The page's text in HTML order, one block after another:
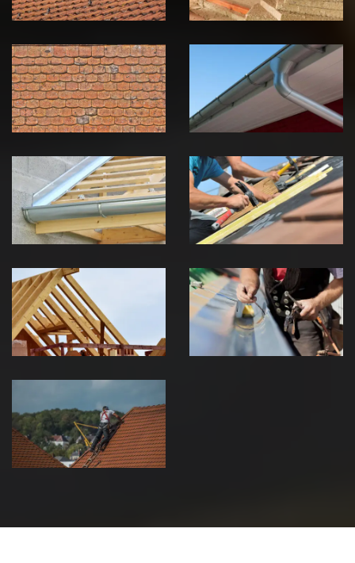
démoussage de
toiture 39
Jura
pose de
gouttière 39
Jura
Pose de
Chéneau 39
Jura
Réparation de
toiture 39
Jura
Traitement de
charpente 39
Jura
Travaux de
zinguerie 39
Jura
Urgence fuite
de toiture 39
Jura